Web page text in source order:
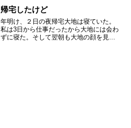
返し、缶コーヒーにい...
帰宅したけど
年明け、２日の夜帰宅大地は寝ていた。
私は3日から仕事だったから大地には会わ
ずに寝た。そして翌朝も大地の顔を見る